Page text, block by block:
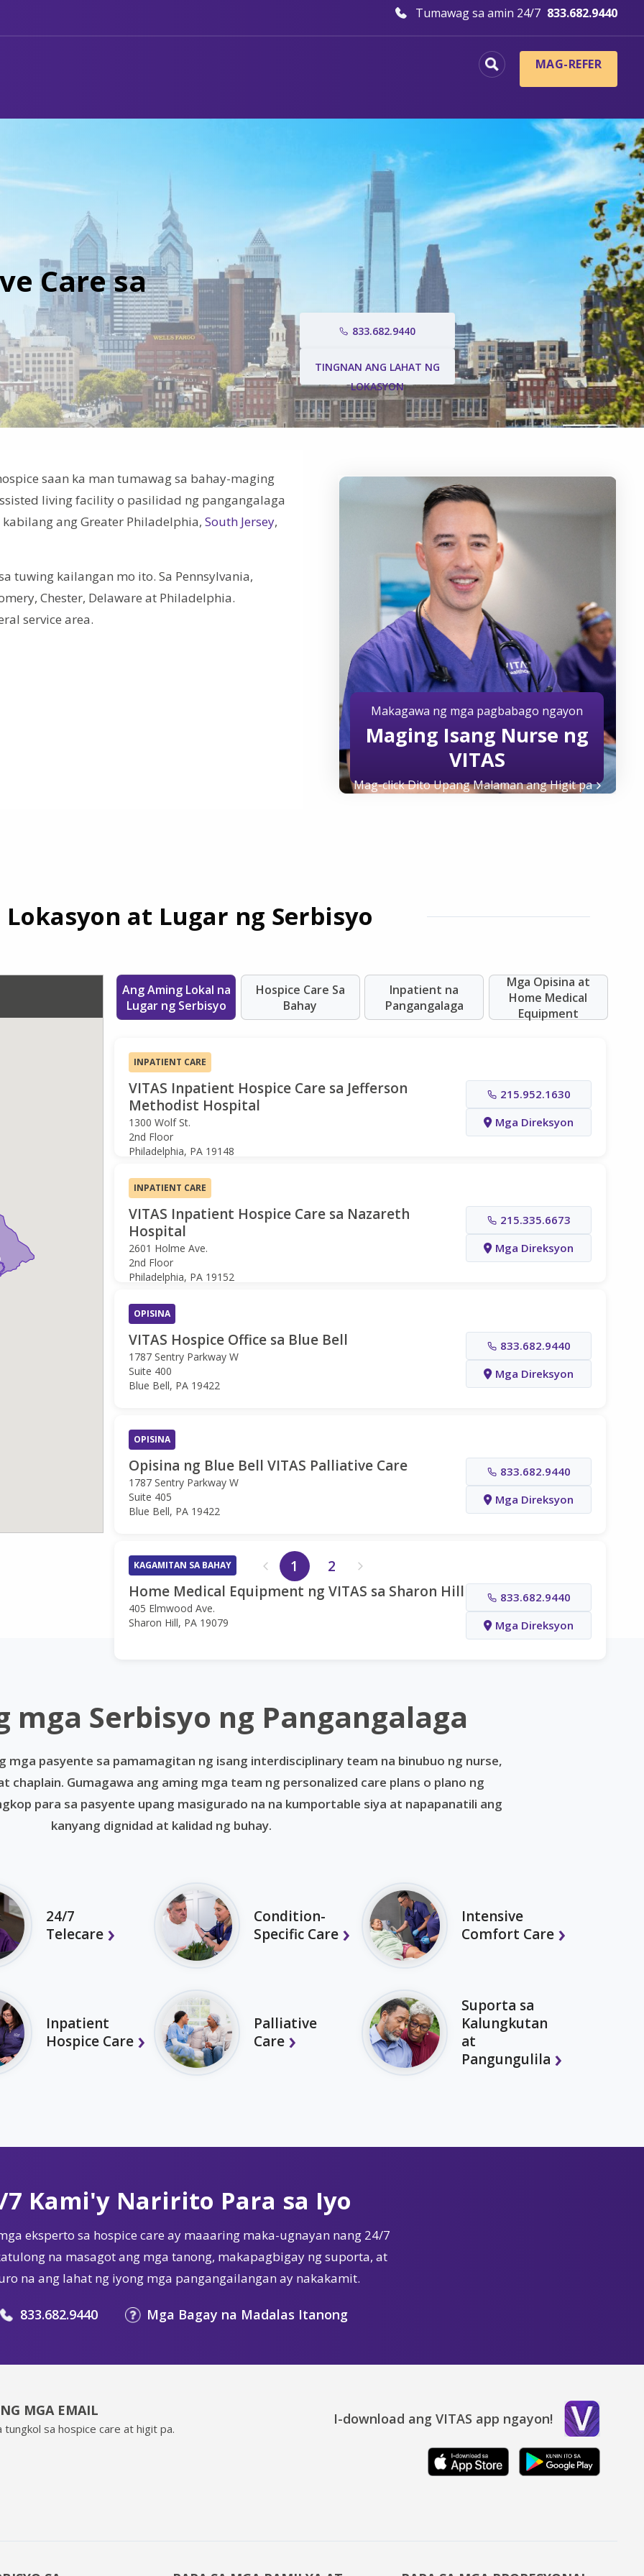
Tumawag sa amin 24/7 833.682.9440
MAG-REFER
Care sa
833.682.9440
TINGNAN ANG LAHAT NG
LOKASYON
saan ka man tumawag sa bahay-maging
living facility o pasilidad ng pangangalaga
ang Greater Philadelphia, South Jersey,
tuwing kailangan mo ito. Sa Pennsylvania,
Chester, Delaware at Philadelphia.
service area.
Makagawa ng mga pagbabago ngayon
Maging Isang Nurse ng
VITAS
Mag-click Dito Upang Malaman ang Higit pa
Lokasyon at Lugar ng Serbisyo
Ang Aming Lokal na
Lugar ng Serbisyo
Hospice Care Sa
Bahay
Inpatient na
Pangangalaga
Mga Opisina at
Home Medical
Equipment
INPATIENT CARE
VITAS Inpatient Hospice Care sa Jefferson
Methodist Hospital
1300 Wolf St.
2nd Floor
Philadelphia, PA 19148
215.952.1630
Mga Direksyon
INPATIENT CARE
VITAS Inpatient Hospice Care sa Nazareth
Hospital
2601 Holme Ave.
2nd Floor
Philadelphia, PA 19152
215.335.6673
Mga Direksyon
OPISINA
VITAS Hospice Office sa Blue Bell
1787 Sentry Parkway W
Suite 400
Blue Bell, PA 19422
833.682.9440
Mga Direksyon
OPISINA
Opisina ng Blue Bell VITAS Palliative Care
1787 Sentry Parkway W
Suite 405
Blue Bell, PA 19422
833.682.9440
Mga Direksyon
KAGAMITAN SA BAHAY
Home Medical Equipment ng VITAS sa Sharon Hill
405 Elmwood Ave.
Sharon Hill, PA 19079
833.682.9440
Mga Direksyon
1 2
mga Serbisyo ng Pangangalaga
mga pasyente sa pamamagitan ng isang interdisciplinary team na binubuo ng nurse,
chaplain. Gumagawa ang aming mga team ng personalized care plans o plano ng
para sa pasyente upang masigurado na na kumportable siya at napapanatili ang
kanyang dignidad at kalidad ng buhay.
24/7
Telecare
Condition-
Specific Care
Intensive
Comfort Care
Inpatient
Hospice Care
Palliative
Care
Suporta sa
Kalungkutan
at
Pangungulila
7 Kami'y Naririto Para sa Iyo
eksperto sa hospice care ay maaaring maka-ugnayan nang 24/7
na masagot ang mga tanong, makapagbigay ng suporta, at
na ang lahat ng iyong mga pangangailangan ay nakakamit.
833.682.9440 Mga Bagay na Madalas Itanong
MGA EMAIL
sa hospice care at higit pa.
I-download ang VITAS app ngayon!